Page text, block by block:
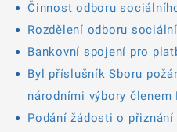
Činnost odboru
Rozdělení odboru
Bankovní spojení pro
Byl příslušník Sboru
národními výbory členem
Podání žádosti o